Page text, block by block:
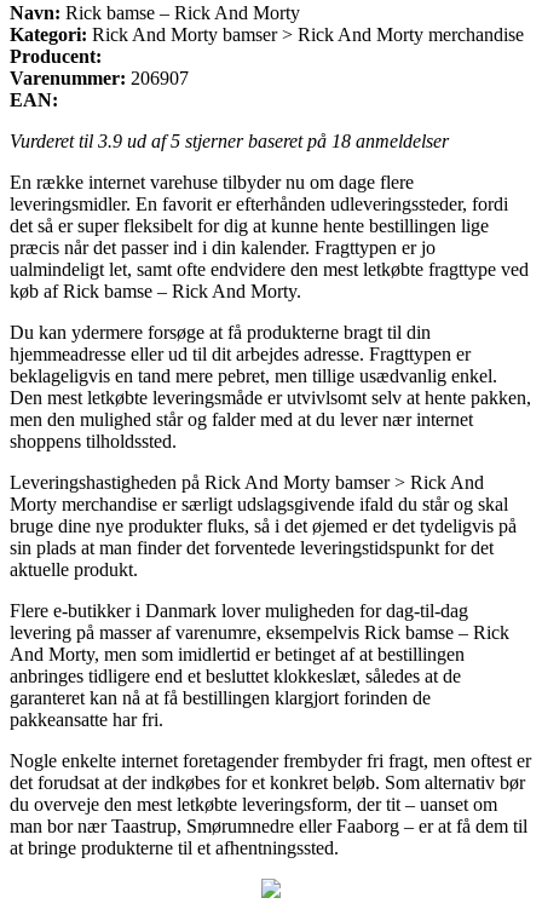
Navn: Rick bamse – Rick And Morty
Kategori: Rick And Morty bamser > Rick And Morty merchandise
Producent:
Varenummer: 206907
EAN:
Vurderet til 3.9 ud af 5 stjerner baseret på 18 anmeldelser
En række internet varehuse tilbyder nu om dage flere
leveringsmidler. En favorit er efterhånden udleveringssteder, fordi
det så er super fleksibelt for dig at kunne hente bestillingen lige
præcis når det passer ind i din kalender. Fragttypen er jo
ualmindeligt let, samt ofte endvidere den mest letkøbte fragttype ved
køb af Rick bamse – Rick And Morty.
Du kan ydermere forsøge at få produkterne bragt til din
hjemmeadresse eller ud til dit arbejdes adresse. Fragttypen er
beklageligvis en tand mere pebret, men tillige usædvanlig enkel.
Den mest letkøbte leveringsmåde er utvivlsomt selv at hente pakken,
men den mulighed står og falder med at du lever nær internet
shoppens tilholdssted.
Leveringshastigheden på Rick And Morty bamser > Rick And
Morty merchandise er særligt udslagsgivende ifald du står og skal
bruge dine nye produkter fluks, så i det øjemed er det tydeligvis på
sin plads at man finder det forventede leveringstidspunkt for det
aktuelle produkt.
Flere e-butikker i Danmark lover muligheden for dag-til-dag
levering på masser af varenumre, eksempelvis Rick bamse – Rick
And Morty, men som imidlertid er betinget af at bestillingen
anbringes tidligere end et besluttet klokkeslæt, således at de
garanteret kan nå at få bestillingen klargjort forinden de
pakkeansatte har fri.
Nogle enkelte internet foretagender frembyder fri fragt, men oftest er
det forudsat at der indkøbes for et konkret beløb. Som alternativ bør
du overveje den mest letkøbte leveringsform, der tit – uanset om
man bor nær Taastrup, Smørumnedre eller Faaborg – er at få dem til
at bringe produkterne til et afhentningssted.